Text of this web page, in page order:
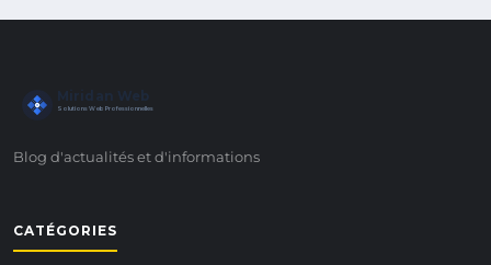
Miridan Web
Solutions Web Professionnelles
Blog d'actualités et d'informations
CATÉGORIES